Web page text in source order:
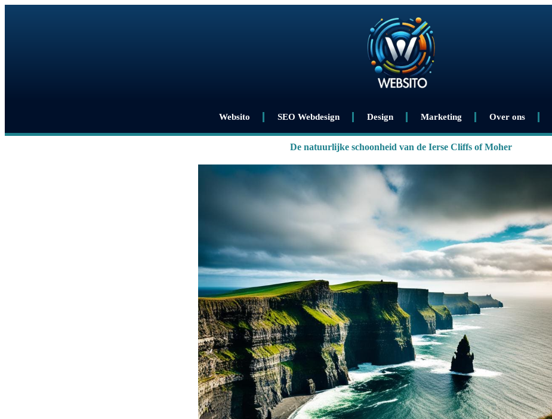
Websito SEO Webdesign Design Marketing Over ons
De natuurlijke schoonheid van de Ierse Cliffs of Moher